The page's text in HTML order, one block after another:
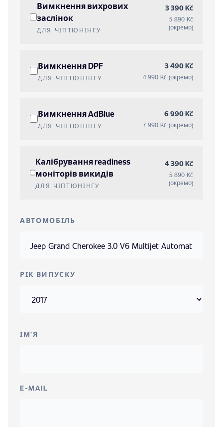
Вимкнення вихрових
заслінок
ДЛЯ ЧІПТЮНІНГУ
3 390 Kč
5 890 Kč
(окремо)
Вимкнення DPF
ДЛЯ ЧІПТЮНІНГУ
3 490 Kč
4 990 Kč (окремо)
Вимкнення AdBlue
ДЛЯ ЧІПТЮНІНГУ
6 990 Kč
7 990 Kč (окремо)
Калібрування readiness
моніторів викидів
ДЛЯ ЧІПТЮНІНГУ
4 390 Kč
5 890 Kč
(окремо)
АВТОМОБІЛЬ
РІК ВИПУСКУ
ІМ'Я
E-MAIL